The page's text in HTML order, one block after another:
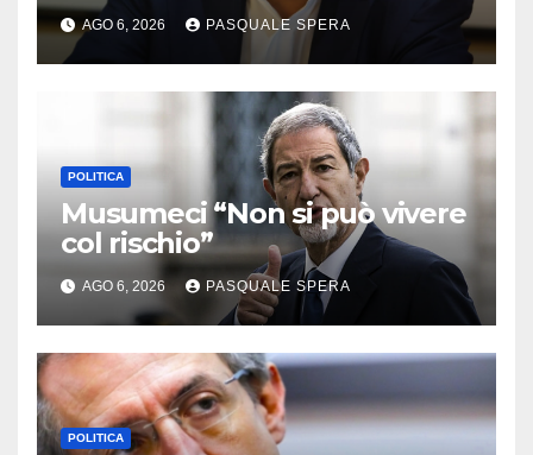
AGO 6, 2026 PASQUALE SPERA
POLITICA
Musumeci “Non si può vivere
col rischio”
AGO 6, 2026 PASQUALE SPERA
POLITICA